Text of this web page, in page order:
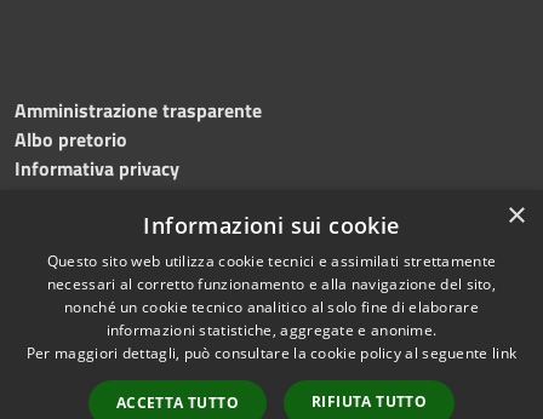
Amministrazione trasparente
Albo pretorio
Informativa privacy
Dichiarazione di accessibilità Meccanismo di feedback
RSS
Accessibilità
Copyright © 2026 • Comune di
Bitonto • Powered by
Municipium•
Accesso
×
Informazioni sui cookie
Questo sito web utilizza cookie tecnici e assimilati strettamente
necessari al corretto funzionamento e alla navigazione del sito,
nonché un cookie tecnico analitico al solo fine di elaborare
informazioni statistiche, aggregate e anonime.
Per maggiori dettagli, può consultare la cookie policy al seguente link
ACCETTA TUTTO RIFIUTA TUTTO